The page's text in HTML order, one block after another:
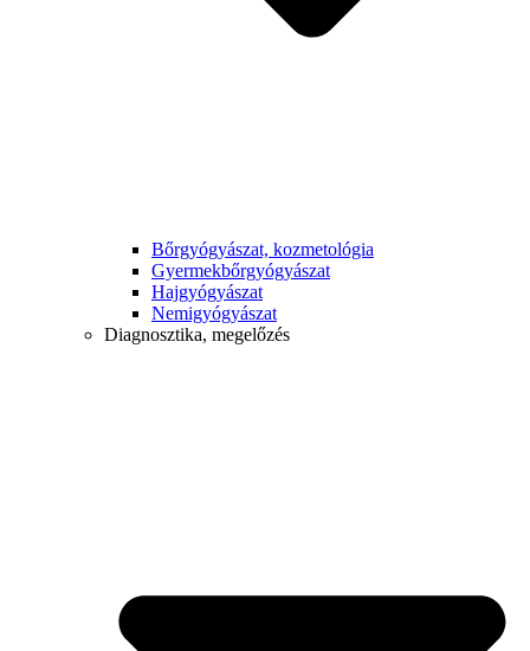
Bőrgyógyászat, kozmetológia
Gyermek­bőrgyógyászat
Hajgyógyászat
Nemigyógyászat
Diagnosztika, megelőzés